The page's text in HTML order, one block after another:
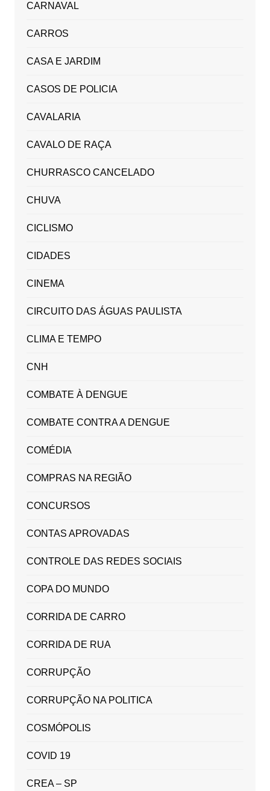
CARNAVAL
CARROS
CASA E JARDIM
CASOS DE POLICIA
CAVALARIA
CAVALO DE RAÇA
CHURRASCO CANCELADO
CHUVA
CICLISMO
CIDADES
CINEMA
CIRCUITO DAS ÁGUAS PAULISTA
CLIMA E TEMPO
CNH
COMBATE À DENGUE
COMBATE CONTRA A DENGUE
COMÉDIA
COMPRAS NA REGIÃO
CONCURSOS
CONTAS APROVADAS
CONTROLE DAS REDES SOCIAIS
COPA DO MUNDO
CORRIDA DE CARRO
CORRIDA DE RUA
CORRUPÇÃO
CORRUPÇÃO NA POLITICA
COSMÓPOLIS
COVID 19
CREA – SP